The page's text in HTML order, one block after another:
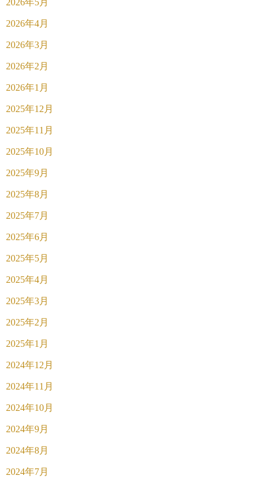
2026年5月
2026年4月
2026年3月
2026年2月
2026年1月
2025年12月
2025年11月
2025年10月
2025年9月
2025年8月
2025年7月
2025年6月
2025年5月
2025年4月
2025年3月
2025年2月
2025年1月
2024年12月
2024年11月
2024年10月
2024年9月
2024年8月
2024年7月